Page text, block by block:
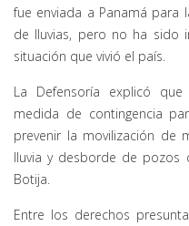
fue enviada a Panamá para
de lluvias, pero no ha sido
situación que vivió el país.
La Defensoría explicó
medida de contingencia
prevenir la movilización de
lluvia y desborde de pozos
Botija.
Entre los derechos